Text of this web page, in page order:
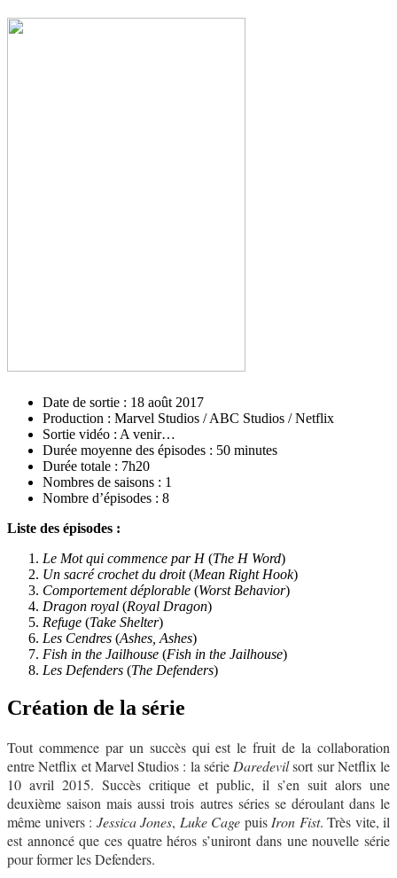
Date de sortie : 18 août 2017
Production : Marvel Studios / ABC Studios / Netflix
Sortie vidéo : A venir…
Durée moyenne des épisodes : 50 minutes
Durée totale : 7h20
Nombres de saisons : 1
Nombre d’épisodes : 8
Liste des épisodes :
Le Mot qui commence par H(The H Word)
Un sacré crochet du droit(Mean Right Hook)
Comportement déplorable (Worst Behavior)
Dragon royal (Royal Dragon)
Refuge (Take Shelter)
Les Cendres (Ashes, Ashes)
Fish in the Jailhouse (Fish in the Jailhouse)
Les Defenders (The Defenders)
Création de la série
Tout commence par un succès qui est le fruit de la collaboration
entre Netflix et Marvel Studios : la série Daredevilsort sur Netflix le
10 avril 2015. Succès critique et public, il s’en suit alors une
deuxième saison mais aussi trois autres séries se déroulant dans le
même univers : Jessica Jones, Luke Cage puis Iron Fist. Très vite, il
est annoncé que ces quatre héros s’uniront dans une nouvelle série
pour former les Defenders.